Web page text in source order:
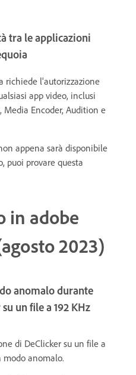
tra le applicazioni
richiede l'autorizzazione
app video, inclusi
Media Encoder, Audition e
appena sarà disponibile
puoi provare questa
in adobe
2023)
anomalo durante
un file a 192 KHz
di DeClicker su un file a
modo anomalo.